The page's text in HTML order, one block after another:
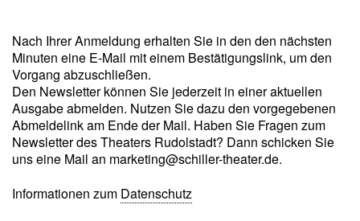
Nach Ihrer Anmeldung erhalten Sie in den den nächsten
Minuten eine E-Mail mit einem Bestätigungslink, um den
Vorgang abzuschließen.
Den Newsletter können Sie jederzeit in einer aktuellen
Ausgabe abmelden. Nutzen Sie dazu den vorgegebenen
Abmeldelink am Ende der Mail. Haben Sie Fragen zum
Newsletter des Theaters Rudolstadt? Dann schicken Sie
uns eine Mail an marketing@schiller-theater.de.
Informationen zum Datenschutz